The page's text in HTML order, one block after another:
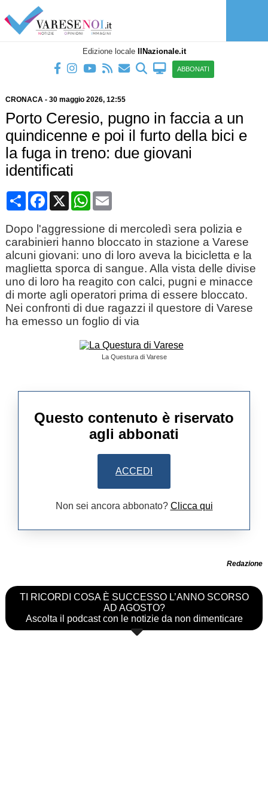
Edizione locale IlNazionale.it
ABBONATI
CRONACA- 30 maggio 2026, 12:55
Porto Ceresio, pugno in faccia a un
quindicenne e poi il furto della bici e
la fuga in treno: due giovani
identificati
CondividiFacebook
X WhatsApp
Email
Dopo l'aggressione di mercoledì sera polizia e
carabinieri hanno bloccato in stazione a Varese
alcuni giovani: uno di loro aveva la bicicletta e la
maglietta sporca di sangue. Alla vista delle divise
uno di loro ha reagito con calci, pugni e minacce
di morte agli operatori prima di essere bloccato.
Nei confronti di due ragazzi il questore di Varese
ha emesso un foglio di via
La Questura di Varese
Questo contenuto è riservato
agli abbonati
ACCEDI
Non sei ancora abbonato? Clicca qui
Redazione
TI RICORDI COSA È SUCCESSO L’ANNO SCORSO
AD AGOSTO?
Ascolta il podcast con le notizie da non dimenticare